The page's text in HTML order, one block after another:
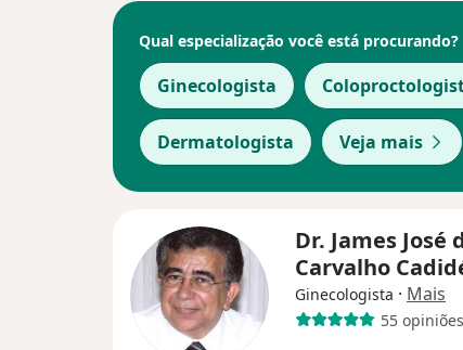
Qual especialização você está procurando?
Ginecologista
Dermatologista Veja mais
Dr. James José
Carvalho
Ginecologista · Mais
55 opiniões